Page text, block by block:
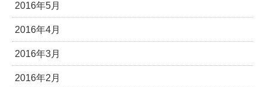
2016年5月
2016年4月
2016年3月
2016年2月